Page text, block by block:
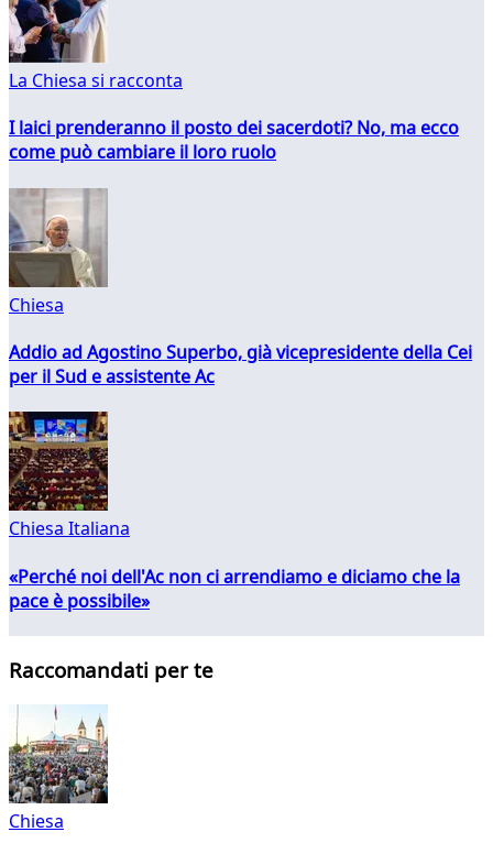
La Chiesa si racconta
I laici prenderanno il posto dei sacerdoti? No, ma ecco
come può cambiare il loro ruolo
Chiesa
Addio ad Agostino Superbo, già vicepresidente della Cei
per il Sud e assistente Ac
Chiesa Italiana
«Perché noi dell'Ac non ci arrendiamo e diciamo che la
pace è possibile»
Raccomandati per te
Chiesa